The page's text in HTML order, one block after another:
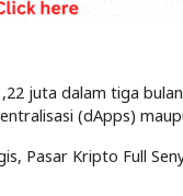
juta dalam tiga
(dApps)
Pasar Kripto Full